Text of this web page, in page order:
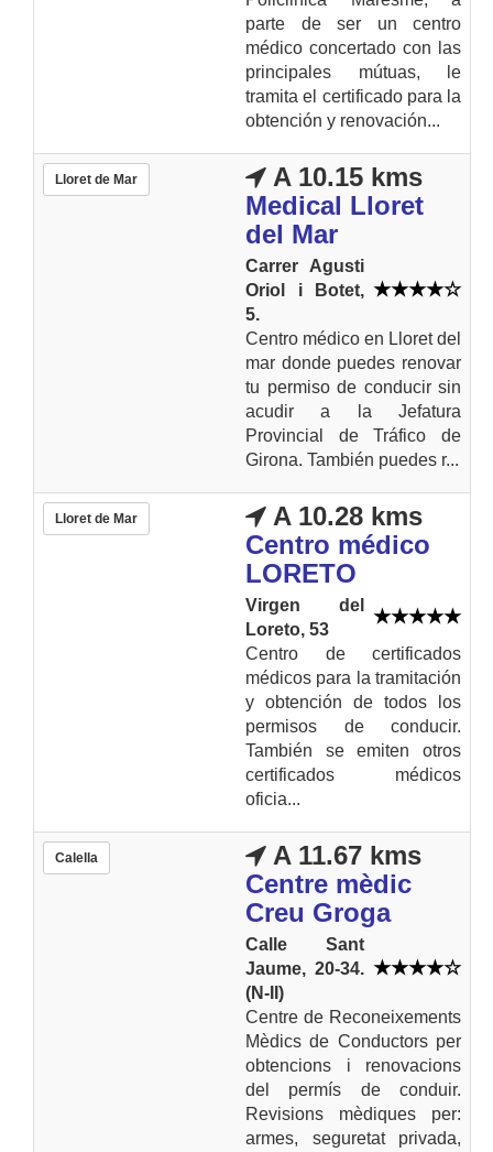
parte de ser un centro
médico concertado con las
principales mútuas, le
tramita el certificado para la
obtención y renovación...
Lloret de Mar
A 10.15 kms
Medical Lloret
del Mar
Carrer Agusti
Oriol i Botet,
5.
Centro médico en Lloret del
mar donde puedes renovar
tu permiso de conducir sin
acudir a la Jefatura
Provincial de Tráfico de
Girona. También puedes r...
Lloret de Mar
A 10.28 kms
Centro médico
LORETO
Virgen del
Loreto, 53
Centro de certificados
médicos para la tramitación
y obtención de todos los
permisos de conducir.
También se emiten otros
certificados médicos
oficia...
Calella
A 11.67 kms
Centre mèdic
Creu Groga
Calle Sant
Jaume, 20-34.
(N-II)
Centre de Reconeixements
Mèdics de Conductors per
obtencions i renovacions
del permís de conduir.
Revisions mèdiques per:
armes, seguretat privada,